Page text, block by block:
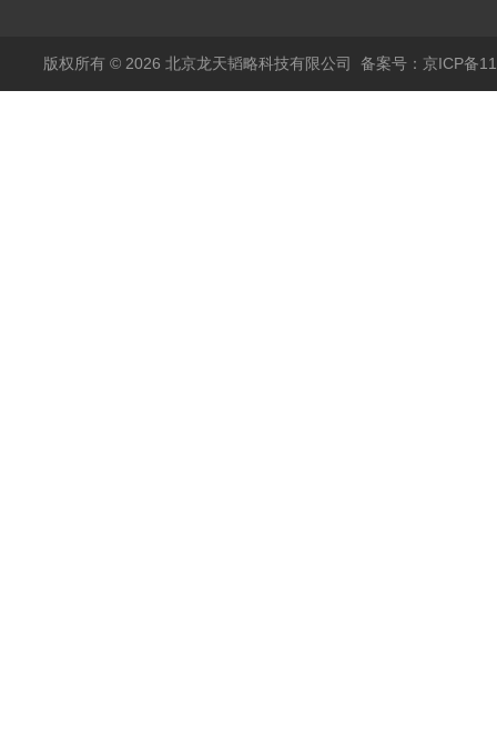
包邮
版权所有 © 2026 北京龙天韬略科技有限公司 备案号：京ICP备